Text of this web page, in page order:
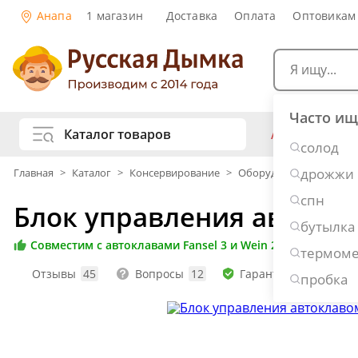
Анапа 1 магазин Доставка Оплата Оптовикам
Часто
солод
дрожжи
спн
бутылка
пробка
Каталог товаров
Копчение и колбасы
Дубовые бочки и кадки
АКЦИИ
Рецепты
Виски
Ром
Наливки и
Главная > Каталог > Консервирование > Оборудование для
Блок управления
Совместим с автоклавами Fansel 3 и Wein 2
Отзывы 45 Вопросы 12 Гарантия: 12 месяцев